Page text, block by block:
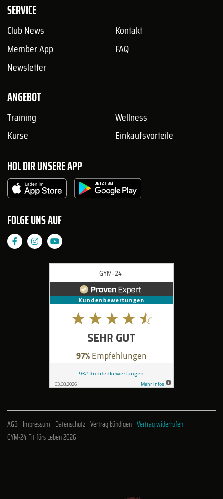
SERVICE
Club News
Member App
Newsletter
Kontakt
FAQ
ANGEBOT
Training
Kurse
Wellness
Einkaufsvorteile
HOL DIR UNSERE APP
FOLGE UNS AUF
AGB Impressum Datenschutz Vertrag kündigen Vertrag widerrufen
GYM-24 Fit fürs Leben 2026